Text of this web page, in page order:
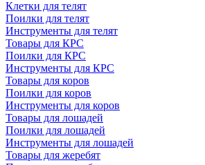
Клетки для телят
Поилки для телят
Инструменты для телят
Товары для КРС
Поилки для КРС
Инструменты для КРС
Товары для коров
Поилки для коров
Инструменты для коров
Товары для лошадей
Поилки для лошадей
Инструменты для лошадей
Товары для жеребят